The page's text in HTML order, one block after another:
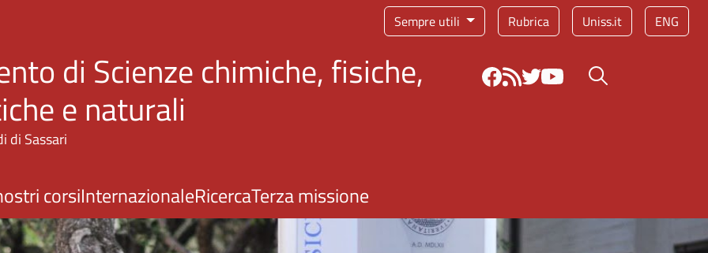
Sempre utili Rubrica Uniss.it ENG
di Scienze chimiche, fisiche,
e naturali
di Sassari
Bottone cerca
corsiInternazionaleRicercaTerza missione